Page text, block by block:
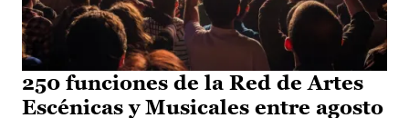
250 funciones de la Red de Artes
Escénicas y Musicales entre agosto